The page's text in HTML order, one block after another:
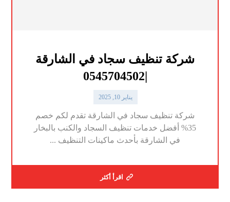
شركة تنظيف سجاد في الشارقة
يناير 10, 2025
شركة تنظيف سجاد في الشارقة تقدم لكم خصم
35% أفضل خدمات تنظيف السجاد والكنب بالبخار
في الشارقة بأحدث ماكينات التنظيف ...
اقرأ أكثر